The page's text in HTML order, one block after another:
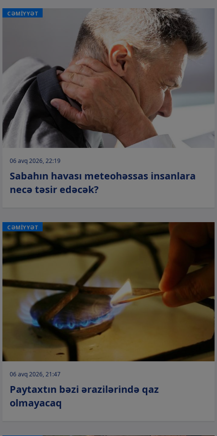
CƏMİYYƏT
06 avq 2026, 22:19
Sabahın havası meteohəssas insanlara
necə təsir edəcək?
CƏMİYYƏT
06 avq 2026, 21:47
Paytaxtın bəzi ərazilərində qaz
olmayacaq